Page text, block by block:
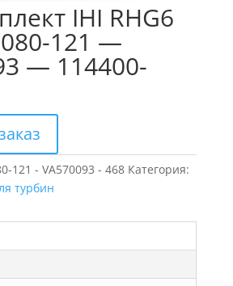
IHI RHG6
121 —
— 114400-
121 - VA570093 - 468 Категория:
турбин